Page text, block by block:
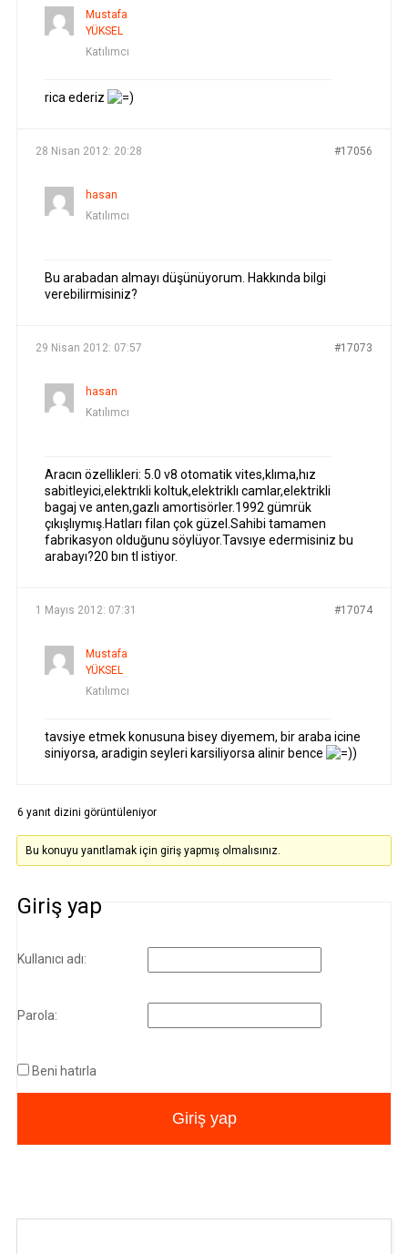
Mustafa
YÜKSEL
Katılımcı
rica ederiz
28 Nisan 2012: 20:28 #17056
hasan
Katılımcı
Bu arabadan almayı düşünüyorum. Hakkında bilgi
verebilirmisiniz?
29 Nisan 2012: 07:57 #17073
hasan
Katılımcı
Aracın özellikleri: 5.0 v8 otomatik vites,klıma,hız
sabitleyici,elektrıkli koltuk,elektriklı camlar,elektrikli
bagaj ve anten,gazlı amortisörler.1992 gümrük
çıkışlıymış.Hatları filan çok güzel.Sahibi tamamen
fabrikasyon olduğunu söylüyor.Tavsıye edermisiniz bu
arabayı?20 bın tl istiyor.
1 Mayıs 2012: 07:31 #17074
Mustafa
YÜKSEL
Katılımcı
tavsiye etmek konusuna bisey diyemem, bir araba icine
siniyorsa, aradigin seyleri karsiliyorsa alinir bence
)
6 yanıt dizini görüntüleniyor
Bu konuyu yanıtlamak için giriş yapmış olmalısınız.
Giriş yap
Kullanıcı adı:
Parola:
Beni hatırla
Giriş yap